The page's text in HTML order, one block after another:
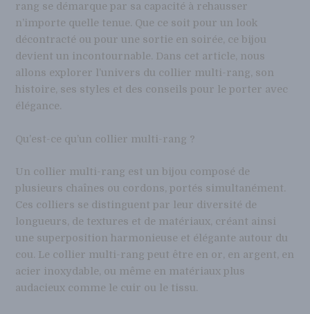
rang se démarque par sa capacité à rehausser
n’importe quelle tenue. Que ce soit pour un look
décontracté ou pour une sortie en soirée, ce bijou
devient un incontournable. Dans cet article, nous
allons explorer l’univers du collier multi-rang, son
histoire, ses styles et des conseils pour le porter avec
élégance.
Qu’est-ce qu’un collier multi-rang ?
Un collier multi-rang est un bijou composé de
plusieurs chaînes ou cordons, portés simultanément.
Ces colliers se distinguent par leur diversité de
longueurs, de textures et de matériaux, créant ainsi
une superposition harmonieuse et élégante autour du
cou. Le collier multi-rang peut être en or, en argent, en
acier inoxydable, ou même en matériaux plus
audacieux comme le cuir ou le tissu.